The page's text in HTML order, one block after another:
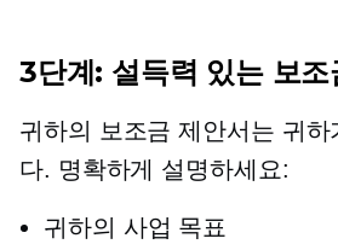
3단계: 설득력 있는 보
귀하의 보조금 제안서는 귀하
다. 명확하게 설명하세요:
귀하의 사업 목표